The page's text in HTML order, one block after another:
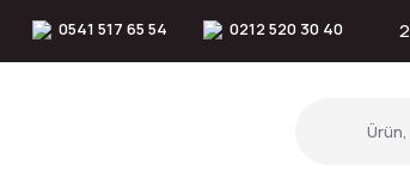
0541 517 65 54 0212 520 30 40